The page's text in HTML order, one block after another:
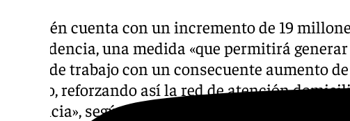
También cuenta con un incremento de 19
dependencia, una medida «que permitirá
horas de trabajo con un consecuente aumento
trabajo, reforzando así la red de atención
provincia», según ha destacado la institución